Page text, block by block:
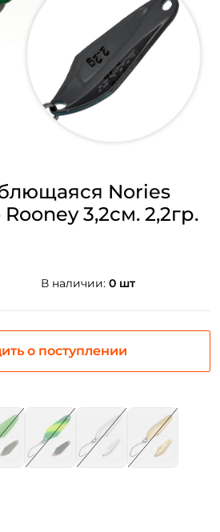
Nories
3,2см. 2,2гр.
В наличии: 0 шт
о поступлении